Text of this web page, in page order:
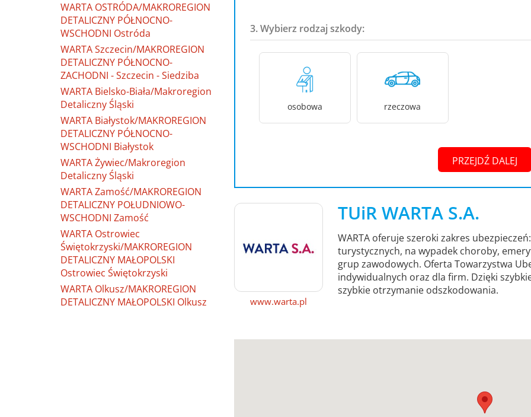
WARTA OSTRÓDA/MAKROREGION
DETALICZNY PÓŁNOCNO-
WSCHODNI Ostróda
WARTA Szczecin/MAKROREGION
DETALICZNY PÓŁNOCNO-
ZACHODNI - Szczecin - Siedziba
WARTA Bielsko-Biała/Makroregion
Detaliczny Śląski
WARTA Białystok/MAKROREGION
DETALICZNY PÓŁNOCNO-
WSCHODNI Białystok
WARTA Żywiec/Makroregion
Detaliczny Śląski
WARTA Zamość/MAKROREGION
DETALICZNY POŁUDNIOWO-
WSCHODNI Zamość
WARTA Ostrowiec
Świętokrzyski/MAKROREGION
DETALICZNY MAŁOPOLSKI
Ostrowiec Świętokrzyski
WARTA Olkusz/MAKROREGION
DETALICZNY MAŁOPOLSKI Olkusz
3. Wybierz rodzaj szkody:
osobowa rzeczowa
PRZEJDŹ DALEJ
www.warta.pl
TUiR WARTA S.A.
WARTA oferuje szeroki zakres
turystycznych, na wypadek choroby,
grup zawodowych. Oferta Towarzystwa
indywidualnych oraz dla firm. Dzięki
szybkie otrzymanie odszkodowania.